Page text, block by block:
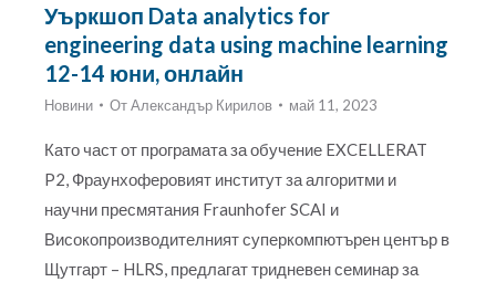
Уъркшоп Data analytics for
engineering data using machine learning
12-14 юни, онлайн
Новини ОтАлександър Кирилов май 11, 2023
Като част от програмата за обучение EXCELLERAT
P2, Фраунхоферовият институт за алгоритми и
научни пресмятания Fraunhofer SCAI и
Високопроизводителният суперкомпютърен център в
Щутгарт – HLRS, предлагат тридневен семинар за